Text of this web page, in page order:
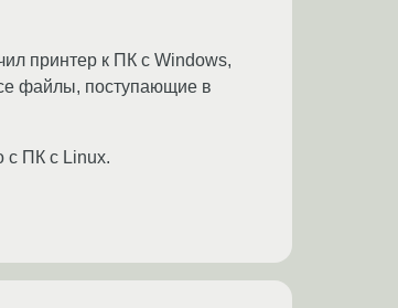
принтер к ПК с Windows,
файлы, поступающие в
с ПК с Linux.